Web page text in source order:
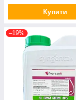
Купити
–19%